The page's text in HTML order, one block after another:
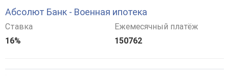
Абсолют Банк - Военная ипотека
Ставка
16%
Ежемесячный платёж
150762